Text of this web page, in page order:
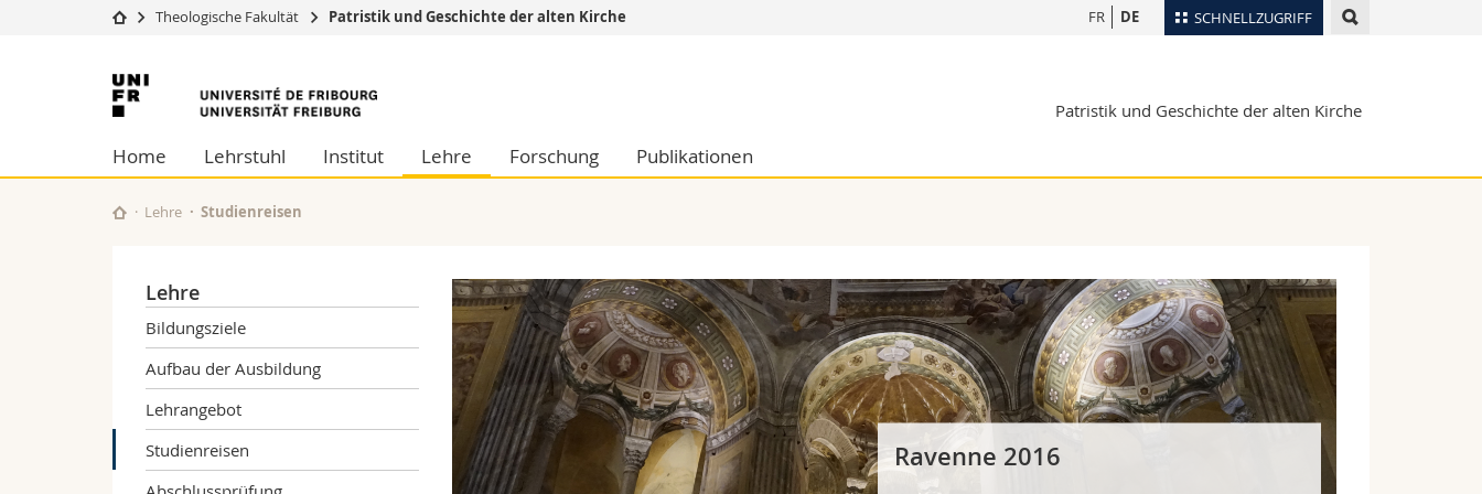
SCHNELLZUGRIFF
Universität
Studium
Forschung
Universität
Weiterbildung
Wirtschafts- und Sozialwissenschaftliche Fak.
Philosophische Fak.
Forschende
Ortsplan
Webmail
FR DE
Theologische Fakultät Patristik und Geschichte der alten Kirche
Universität
Freiburg
Patristik und Geschichte der alten Kirche
Home Lehrstuhl Institut Lehre Forschung Publikationen
Lehre Studienreisen
Lehre
Bildungsziele
Aufbau der Ausbildung
Lehrangebot
Studienreisen
Aquileia 2022 Ravenne 2016